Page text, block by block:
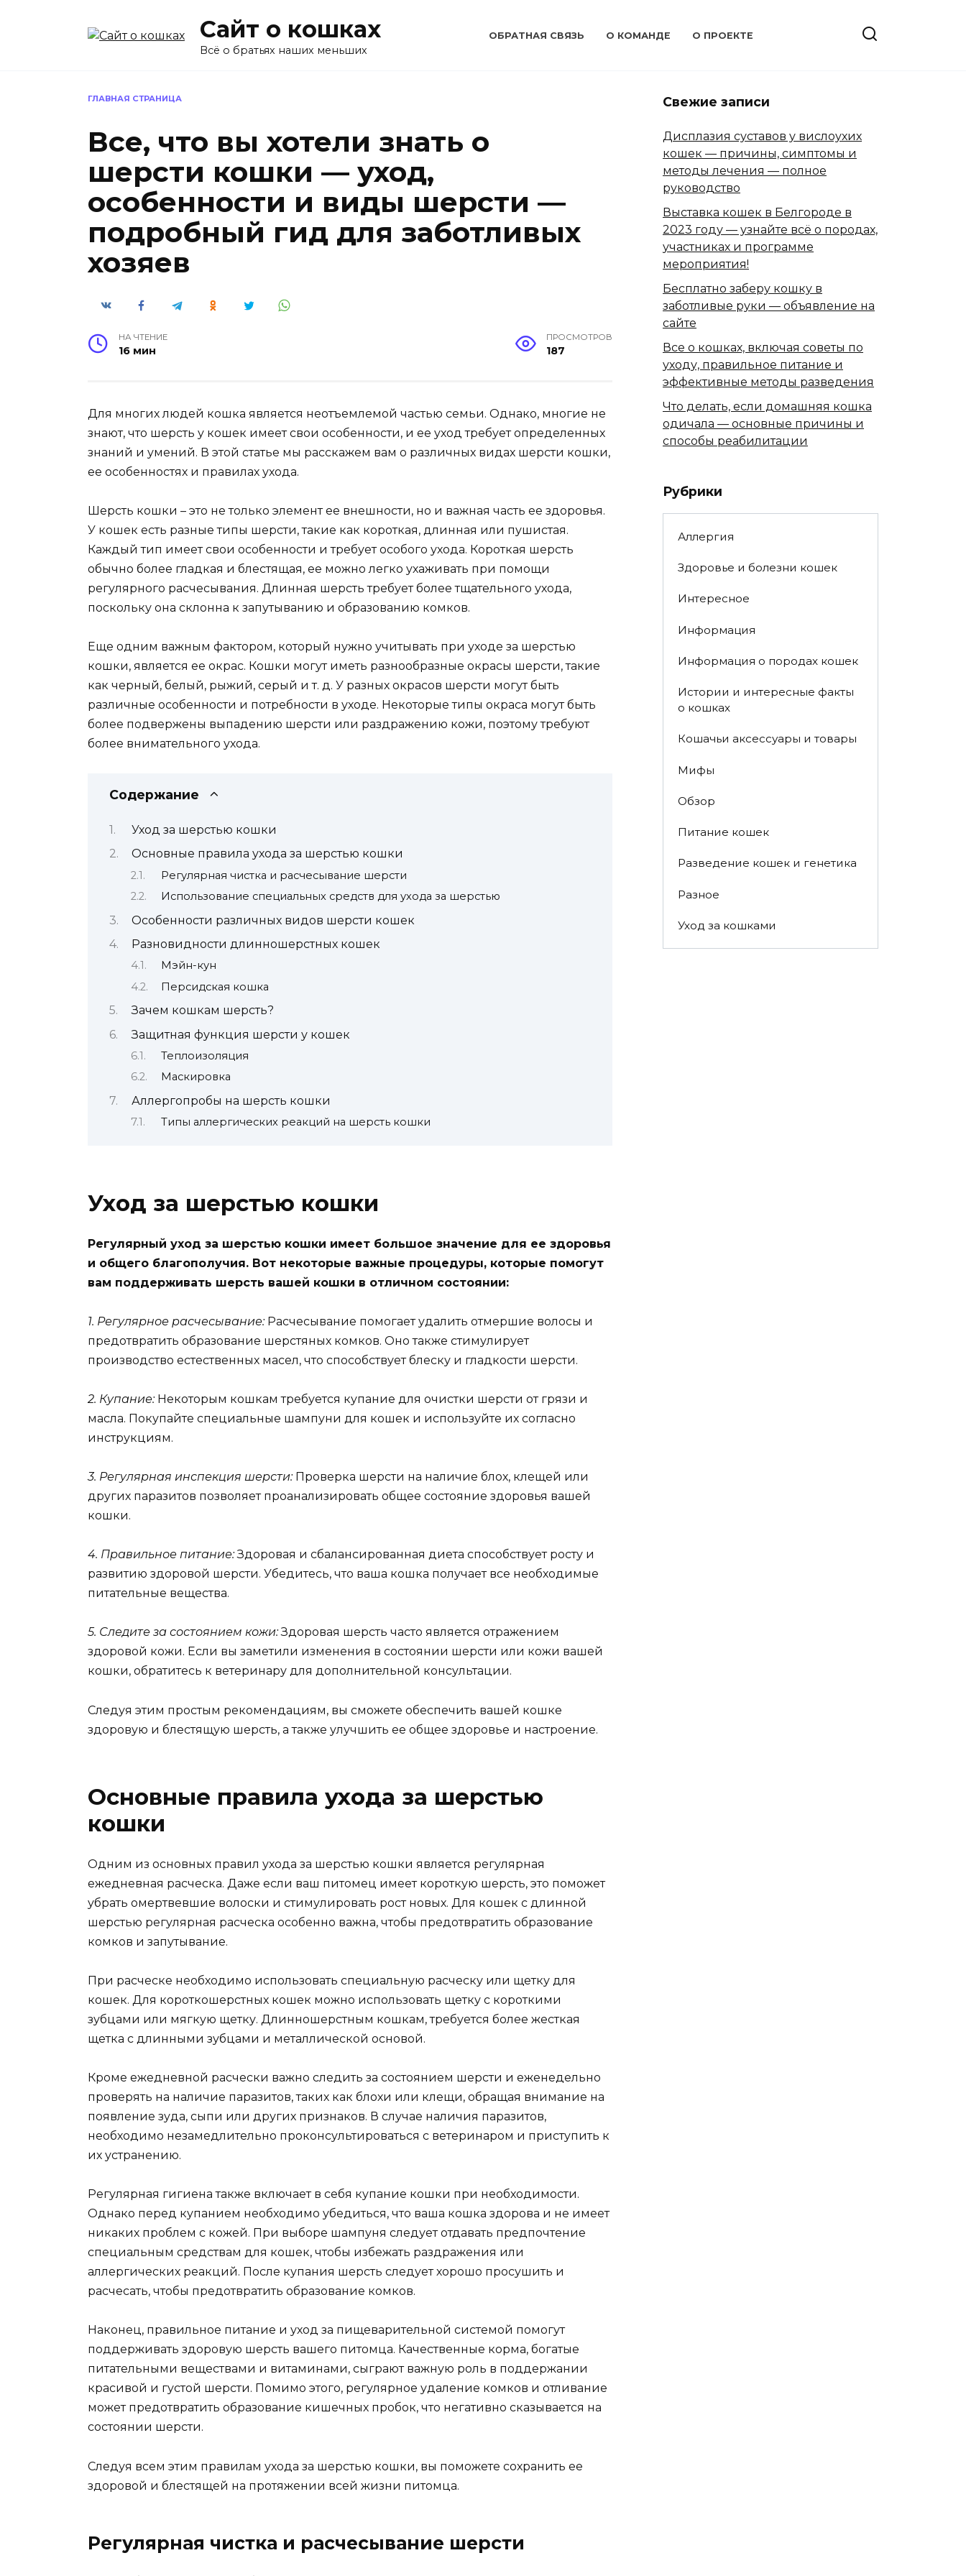
Сайт о кошках
Всё о братьях наших меньших
ОБРАТНАЯ СВЯЗЬ О КОМАНДЕ О ПРОЕКТЕ
ГЛАВНАЯ СТРАНИЦА
Все, что вы хотели знать о
шерсти кошки — уход,
особенности и виды шерсти —
подробный гид для заботливых
хозяев
НА ЧТЕНИЕ
16 мин
ПРОСМОТРОВ
187
Для многих людей кошка является неотъемлемой частью семьи. Однако, многие не
знают, что шерсть у кошек имеет свои особенности, и ее уход требует определенных
знаний и умений. В этой статье мы расскажем вам о различных видах шерсти кошки,
ее особенностях и правилах ухода.
Шерсть кошки – это не только элемент ее внешности, но и важная часть ее здоровья.
У кошек есть разные типы шерсти, такие как короткая, длинная или пушистая.
Каждый тип имеет свои особенности и требует особого ухода. Короткая шерсть
обычно более гладкая и блестящая, ее можно легко ухаживать при помощи
регулярного расчесывания. Длинная шерсть требует более тщательного ухода,
поскольку она склонна к запутыванию и образованию комков.
Еще одним важным фактором, который нужно учитывать при уходе за шерстью
кошки, является ее окрас. Кошки могут иметь разнообразные окрасы шерсти, такие
как черный, белый, рыжий, серый и т. д. У разных окрасов шерсти могут быть
различные особенности и потребности в уходе. Некоторые типы окраса могут быть
более подвержены выпадению шерсти или раздражению кожи, поэтому требуют
более внимательного ухода.
Содержание
Уход за шерстью кошки
Основные правила ухода за шерстью кошки
Регулярная чистка и расчесывание шерсти
Использование специальных средств для ухода за шерстью
Особенности различных видов шерсти кошек
Разновидности длинношерстных кошек
Мэйн-кун
Персидская кошка
Зачем кошкам шерсть?
Защитная функция шерсти у кошек
Теплоизоляция
Маскировка
Аллергопробы на шерсть кошки
Типы аллергических реакций на шерсть кошки
Уход за шерстью кошки
Регулярный уход за шерстью кошки имеет большое значение для ее здоровья
и общего благополучия. Вот некоторые важные процедуры, которые помогут
вам поддерживать шерсть вашей кошки в отличном состоянии:
1. Регулярное расчесывание:Расчесывание помогает удалить отмершие волосы и
предотвратить образование шерстяных комков. Оно также стимулирует
производство естественных масел, что способствует блеску и гладкости шерсти.
2. Купание:Некоторым кошкам требуется купание для очистки шерсти от грязи и
масла. Покупайте специальные шампуни для кошек и используйте их согласно
инструкциям.
3. Регулярная инспекция шерсти:Проверка шерсти на наличие блох, клещей или
других паразитов позволяет проанализировать общее состояние здоровья вашей
кошки.
4. Правильное питание:Здоровая и сбалансированная диета способствует росту и
развитию здоровой шерсти. Убедитесь, что ваша кошка получает все необходимые
питательные вещества.
5. Следите за состоянием кожи:Здоровая шерсть часто является отражением
здоровой кожи. Если вы заметили изменения в состоянии шерсти или кожи вашей
кошки, обратитесь к ветеринару для дополнительной консультации.
Следуя этим простым рекомендациям, вы сможете обеспечить вашей кошке
здоровую и блестящую шерсть, а также улучшить ее общее здоровье и настроение.
Основные правила ухода за шерстью
кошки
Одним из основных правил ухода за шерстью кошки является регулярная
ежедневная расческа. Даже если ваш питомец имеет короткую шерсть, это поможет
убрать омертвевшие волоски и стимулировать рост новых. Для кошек с длинной
шерстью регулярная расческа особенно важна, чтобы предотвратить образование
комков и запутывание.
При расческе необходимо использовать специальную расческу или щетку для
кошек. Для короткошерстных кошек можно использовать щетку с короткими
зубцами или мягкую щетку. Длинношерстным кошкам, требуется более жесткая
щетка с длинными зубцами и металлической основой.
Кроме ежедневной расчески важно следить за состоянием шерсти и еженедельно
проверять на наличие паразитов, таких как блохи или клещи, обращая внимание на
появление зуда, сыпи или других признаков. В случае наличия паразитов,
необходимо незамедлительно проконсультироваться с ветеринаром и приступить к
их устранению.
Регулярная гигиена также включает в себя купание кошки при необходимости.
Однако перед купанием необходимо убедиться, что ваша кошка здорова и не имеет
никаких проблем с кожей. При выборе шампуня следует отдавать предпочтение
специальным средствам для кошек, чтобы избежать раздражения или
аллергических реакций. После купания шерсть следует хорошо просушить и
расчесать, чтобы предотвратить образование комков.
Наконец, правильное питание и уход за пищеварительной системой помогут
поддерживать здоровую шерсть вашего питомца. Качественные корма, богатые
питательными веществами и витаминами, сыграют важную роль в поддержании
красивой и густой шерсти. Помимо этого, регулярное удаление комков и отливание
может предотвратить образование кишечных пробок, что негативно сказывается на
состоянии шерсти.
Следуя всем этим правилам ухода за шерстью кошки, вы поможете сохранить ее
здоровой и блестящей на протяжении всей жизни питомца.
Регулярная чистка и расчесывание шерсти
Свежие записи
Дисплазия суставов у вислоухих
кошек — причины, симптомы и
методы лечения — полное
руководство
Выставка кошек в Белгороде в
2023 году — узнайте всё о породах,
участниках и программе
мероприятия!
Бесплатно заберу кошку в
заботливые руки — объявление на
сайте
Все о кошках, включая советы по
уходу, правильное питание и
эффективные методы разведения
Что делать, если домашняя кошка
одичала — основные причины и
способы реабилитации
Рубрики
Аллергия
Здоровье и болезни кошек
Интересное
Информация
Информация о породах кошек
Истории и интересные факты
о кошках
Кошачьи аксессуары и товары
Мифы
Обзор
Питание кошек
Разведение кошек и генетика
Разное
Уход за кошками